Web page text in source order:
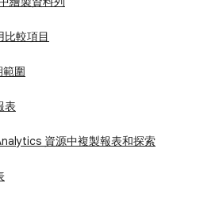
較項目
圍
表
資源中複製報表和探索